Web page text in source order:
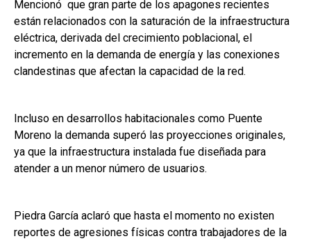
Mencionó que gran parte de los apagones recientes
están relacionados con la saturación de la infraestructura
eléctrica, derivada del crecimiento poblacional, el
incremento en la demanda de energía y las conexiones
clandestinas que afectan la capacidad de la red.
Incluso en desarrollos habitacionales como Puente
Moreno la demanda superó las proyecciones originales,
ya que la infraestructura instalada fue diseñada para
atender a un menor número de usuarios.
Piedra García aclaró que hasta el momento no existen
reportes de agresiones físicas contra trabajadores de la